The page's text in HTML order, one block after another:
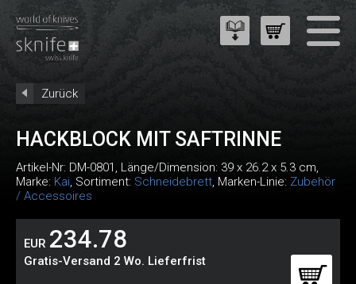
Zurück
HACKBLOCK MIT SAFTRINNE
Artikel-Nr: DM-0801 , Länge/Dimension: 39 x 26.2 x 5.3 cm,
Marke: Kai, Sortiment: Schneidebrett, Marken-Linie: Zubehör
/ Accessoires
EUR 234.78
Gratis-Versand 2 Wo. Lieferfrist